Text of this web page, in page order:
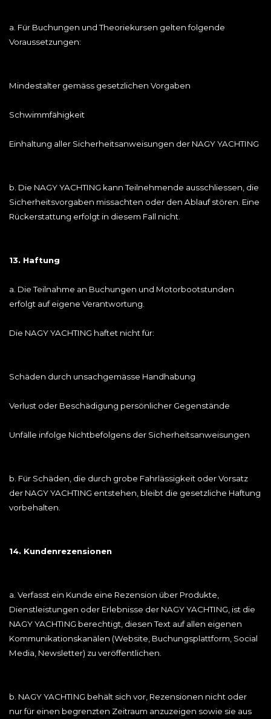
a. Für Buchungen und Theoriekursen gelten folgende
Voraussetzungen:
Mindestalter gemäss gesetzlichen Vorgaben
Schwimmfähigkeit
Einhaltung aller Sicherheitsanweisungen der NAGY YACHTING
b. Die NAGY YACHTING kann Teilnehmende ausschliessen, die
Sicherheitsvorgaben missachten oder den Ablauf stören. Eine
Rückerstattung erfolgt in diesem Fall nicht.
13. Haftung
a. Die Teilnahme an Buchungen und Motorbootstunden
erfolgt auf eigene Verantwortung.
Die NAGY YACHTING haftet nicht für:
Schäden durch unsachgemässe Handhabung
Verlust oder Beschädigung persönlicher Gegenstände
Unfälle infolge Nichtbefolgens der Sicherheitsanweisungen
b. Für Schäden, die durch grobe Fahrlässigkeit oder Vorsatz
der NAGY YACHTING entstehen, bleibt die gesetzliche Haftung
vorbehalten.
14. Kundenrezensionen
a. Verfasst ein Kunde eine Rezension über Produkte,
Dienstleistungen oder Erlebnisse der NAGY YACHTING, ist die
NAGY YACHTING berechtigt, diesen Text auf allen eigenen
Kommunikationskanälen (Website, Buchungsplattform, Social
Media, Newsletter) zu veröffentlichen.
b. NAGY YACHTING behält sich vor, Rezensionen nicht oder
nur für einen begrenzten Zeitraum anzuzeigen sowie sie aus